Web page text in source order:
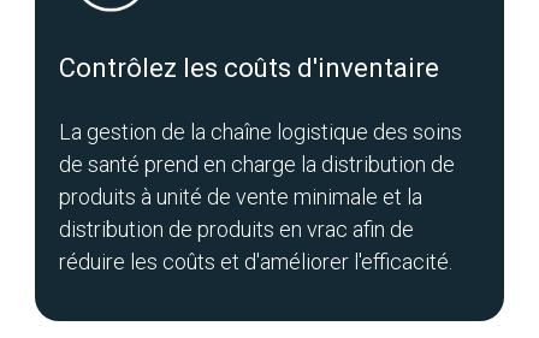
Contrôlez les coûts d'inventaire
La gestion de la chaîne logistique des soins
de santé prend en charge la distribution de
produits à unité de vente minimale et la
distribution de produits en vrac afin de
réduire les coûts et d'améliorer l'efficacité.